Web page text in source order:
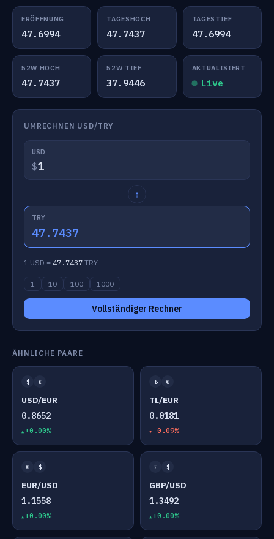
ERÖFFNUNG
47.6994
TAGESHOCH
47.7437
TAGESTIEF
47.6994
52W HOCH
47.7437
52W TIEF
37.9446
AKTUALISIERT
Live
UMRECHNEN USD/TRY
USD
$
↕
TRY
47.7437
1 USD = 47.7437 TRY
1 10 100 1000
Vollständiger Rechner
ÄHNLICHE PAARE
$ €
USD/EUR
0.8652
+0.00%
₺ €
TL/EUR
0.0181
-0.09%
€ $
EUR/USD
1.1558
+0.00%
£ $
GBP/USD
1.3492
+0.00%